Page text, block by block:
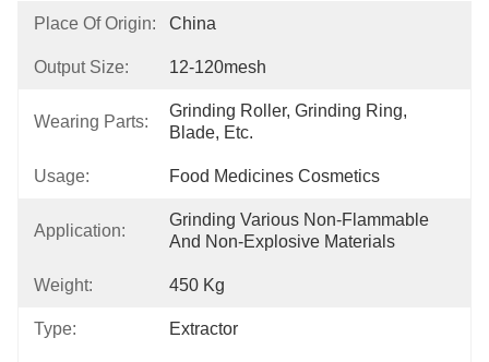
Place Of Origin: China
Output Size: 12-120mesh
Wearing Parts:
Grinding Roller, Grinding Ring,
Blade, Etc.
Usage: Food Medicines Cosmetics
Application:
Grinding Various Non-Flammable
And Non-Explosive Materials
Weight: 450 Kg
Type: Extractor